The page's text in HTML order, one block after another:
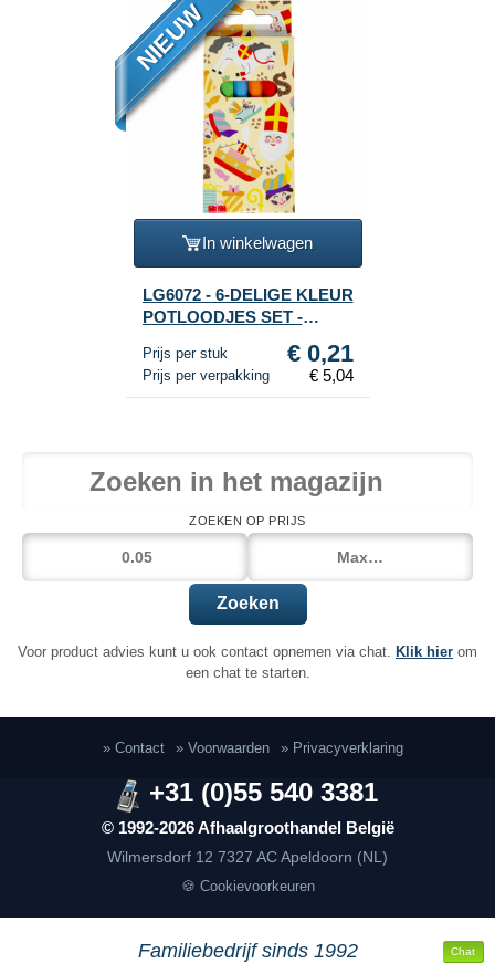
Chat
NIEUW
In winkelwagen
LG6072 - 6-DELIGE KLEUR
POTLOODJES SET -
Prijs per stuk € 0,21
Prijs per verpakking € 5,04
ZOEKEN OP PRIJS
Zoeken
Voor product advies kunt u ook contact opnemen via chat. Klik hier om
een chat te starten.
» Contact » Voorwaarden » Privacyverklaring
© 1992-2026 Afhaalgroothandel België
Wilmersdorf 12 7327 AC Apeldoorn (NL)
+31 (0)55 540 3381
🍪 Cookievoorkeuren
Familiebedrijf sinds 1992